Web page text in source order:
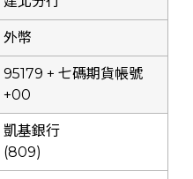
外幣
95179 + 七碼期貨帳號
+00
凱基銀行
(809)